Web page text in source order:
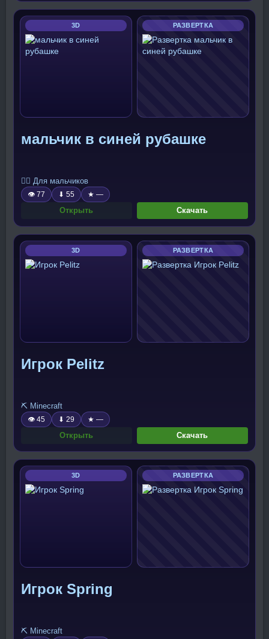
3D РАЗВЕРТКА
мальчик в синей рубашке
🧍‍♂️ Для мальчиков
👁 77 ⬇ 55 ★ —
Открыть Скачать
3D РАЗВЕРТКА
Игрок Pelitz
⛏️ Minecraft
👁 45 ⬇ 29 ★ —
Открыть Скачать
3D РАЗВЕРТКА
Игрок Spring
⛏️ Minecraft